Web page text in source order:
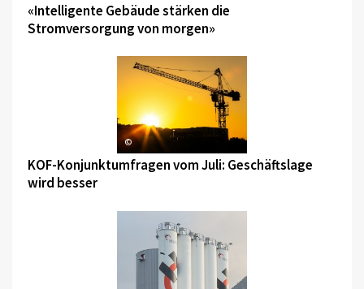
«Intelligente Gebäude stärken die
Stromversorgung von morgen»
©
KOF-Konjunktumfragen vom Juli: Geschäftslage
wird besser